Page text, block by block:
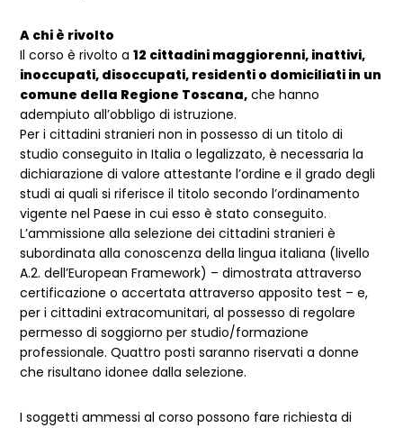
A chi è rivolto
Il corso è rivolto a12 cittadini maggiorenni, inattivi,
inoccupati, disoccupati, residenti o domiciliati in un
comune della Regione Toscana, che hanno
adempiuto all’obbligo di istruzione.
Per i cittadini stranieri non in possesso di un titolo di
studio conseguito in Italia o legalizzato, è necessaria la
dichiarazione di valore attestante l’ordine e il grado degli
studi ai quali si riferisce il titolo secondo l’ordinamento
vigente nel Paese in cui esso è stato conseguito.
L’ammissione alla selezione dei cittadini stranieri è
subordinata alla conoscenza della lingua italiana (livello
A.2. dell’European Framework) – dimostrata attraverso
certificazione o accertata attraverso apposito test – e,
per i cittadini extracomunitari, al possesso di regolare
permesso di soggiorno per studio/formazione
professionale. Quattro posti saranno riservati a donne
che risultano idonee dalla selezione.
I soggetti ammessi al corso possono fare richiesta di